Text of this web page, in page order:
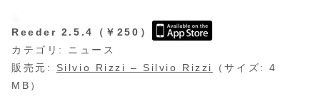
Reeder 2.5.4（￥250）
カテゴリ: ニュース
販売元: Silvio Rizzi – Silvio Rizzi
（サイズ: 4
MB）